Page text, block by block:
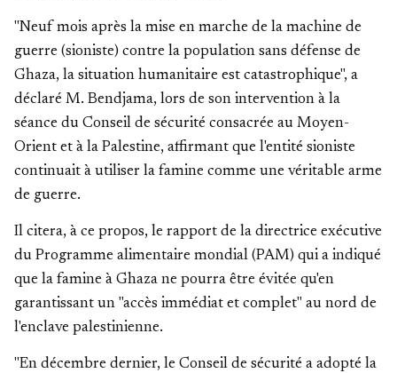
"Neuf mois après la mise en marche de la machine de
guerre (sioniste) contre la population sans défense de
Ghaza, la situation humanitaire est catastrophique", a
déclaré M. Bendjama, lors de son intervention à la
séance du Conseil de sécurité consacrée au Moyen-
Orient et à la Palestine, affirmant que l'entité sioniste
continuait à utiliser la famine comme une véritable arme
de guerre.
Il citera, à ce propos, le rapport de la directrice exécutive
du Programme alimentaire mondial (PAM) qui a indiqué
que la famine à Ghaza ne pourra être évitée qu'en
garantissant un "accès immédiat et complet" au nord de
l'enclave palestinienne.
"En décembre dernier, le Conseil de sécurité a adopté la